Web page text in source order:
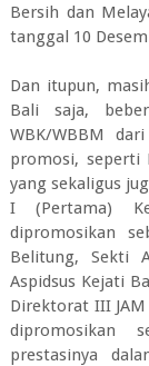
Bersih dan
tanggal 10
Dan itupun,
Bali saja,
WBK/WBBM
promosi, seperti
yang sekaligus
I (Pertama)
dipromosikan
Belitung, Sekti
Aspidsus Kejati
Direktorat III
dipromosikan
prestasinya